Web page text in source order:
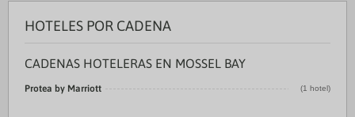
HOTELES POR CADENA
CADENAS HOTELERAS EN MOSSEL BAY
Protea by Marriott (1 hotel)